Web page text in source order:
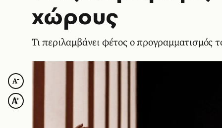
χώρους
Τι περιλαμβάνει φέτος ο προγραμματισμός